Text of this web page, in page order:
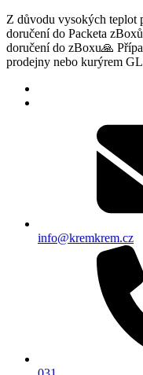
Z důvodu vysokých teplot
doručení do Packeta
doručení do zBoxu🙏
prodejny nebo kurýrem
info@kremkrem.cz